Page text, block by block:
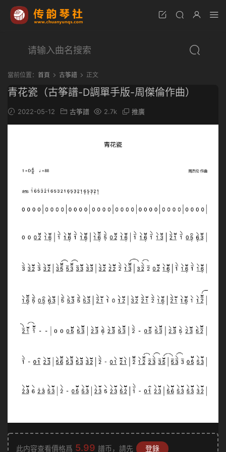
當前位置： 首頁 古筝譜 正文
青花瓷（古筝譜-D調單手版-周傑倫作曲）
2022-05-12 古筝譜 2.7k 推廣
此内容查看價格爲 5.99 譜币，請先 登錄